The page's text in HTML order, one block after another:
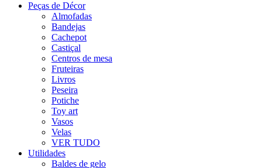
Peças de Décor
Almofadas
Bandejas
Cachepot
Castiçal
Centros de mesa
Fruteiras
Livros
Peseira
Potiche
Toy art
Vasos
Velas
VER TUDO
Utilidades
Baldes de gelo